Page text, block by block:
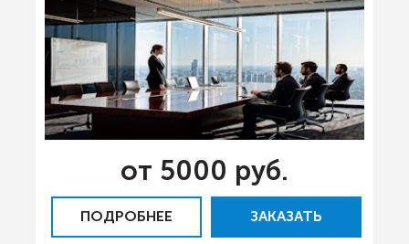
от 5000 руб.
ПОДРОБНЕЕ ЗАКАЗАТЬ